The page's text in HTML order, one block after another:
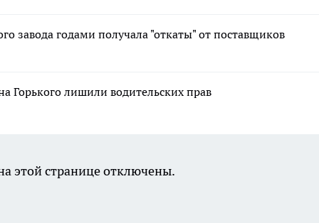
завода годами получала "откаты" от поставщиков
Горького лишили водительских прав
этой странице отключены.